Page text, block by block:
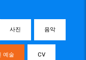
사진 음악
예술 CV